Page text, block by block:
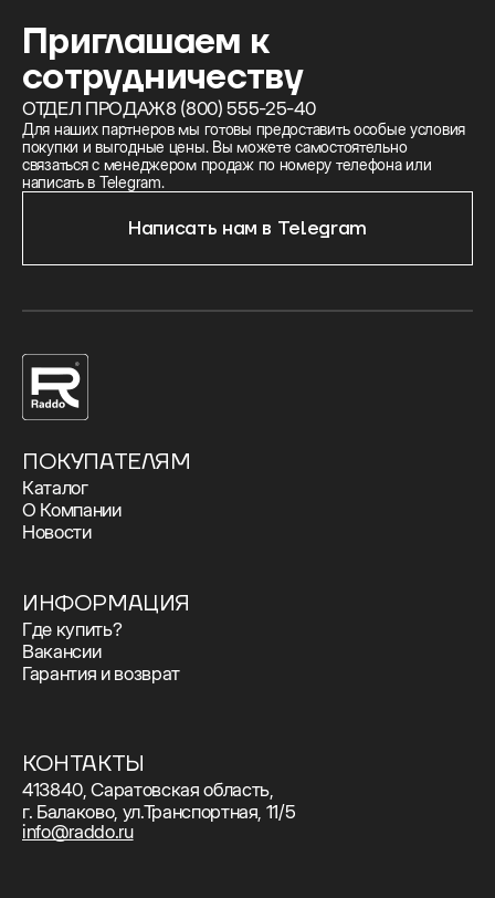
Приглашаем к
сотрудничеству
ОТДЕЛ ПРОДАЖ8 (800) 555-25-40
Для наших партнеров мы готовы предоставить особые условия
покупки и выгодные цены. Вы можете самостоятельно
связаться с менеджером продаж по номеру телефона или
написать в Telegram.
Написать нам в Telegram
ПОКУПАТЕЛЯМ
Каталог
О Компании
Новости
ИНФОРМАЦИЯ
Где купить?
Вакансии
Гарантия и возврат
КОНТАКТЫ
413840, Саратовская область,
г. Балаково, ул.Транспортная, 11/5
info@raddo.ru